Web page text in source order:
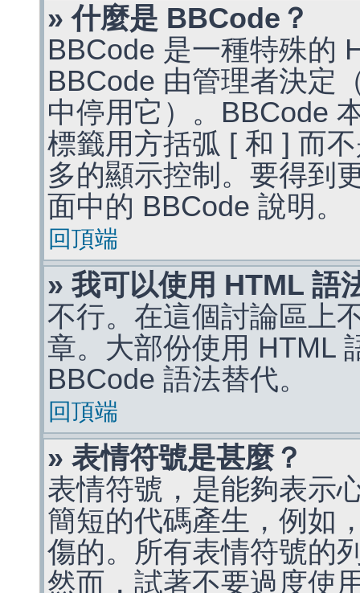
» 什麼是 BBCode？
BBCode 是一種特殊的
BBCode 由管理者決定
中停用它）。BBCode
標籤用方括弧 [ 和 ] 而
多的顯示控制。要得到
面中的 BBCode 說明。
回頂端
» 我可以使用 HTML 語
不行。在這個討論區上
章。大部份使用 HTML
BBCode 語法替代。
回頂端
» 表情符號是甚麼？
表情符號，是能夠表示
簡短的代碼產生，例如
傷的。所有表情符號的
然而，試著不要過度使